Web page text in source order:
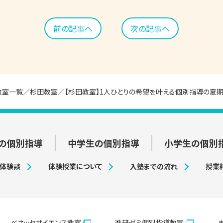
前の記事へ 次の記事へ
室一覧 杉田教室 【杉田教室】1人ひとりの希望を叶える個別指導の夏
個別指導 中学生の個別指導 小学生の個別
験談 体験授業について 入塾までの流れ 授業